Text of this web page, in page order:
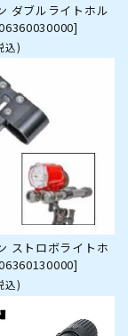
ダブルライトホル
込)
ストロボライトホ
込)